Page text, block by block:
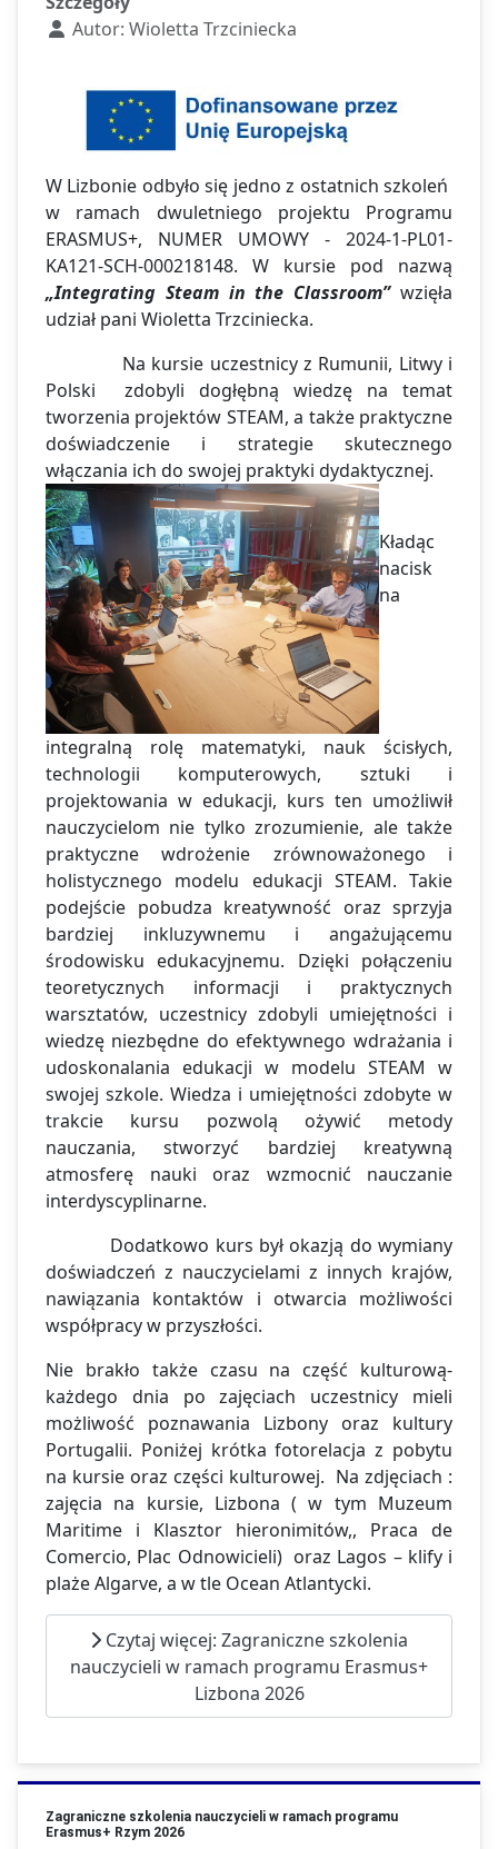
Autor: Wioletta Trzciniecka
W Lizbonie odbyło się jedno z ostatnich szkoleń
w ramach dwuletniego projektu Programu
ERASMUS+, NUMER UMOWY - 2024-1-PL01-
KA121-SCH-000218148. W kursie pod nazwą
„Integrating Steam in the Classroom”wzięła
udział pani Wioletta Trzciniecka.
Na kursie uczestnicy z Rumunii, Litwy i
Polski zdobyli dogłębną wiedzę na temat
tworzenia projektów STEAM, a także praktyczne
doświadczenie i strategie skutecznego
włączania ich do swojej praktyki dydaktycznej.
Kładąc
nacisk
na
integralną rolę matematyki, nauk ścisłych,
technologii komputerowych, sztuki i
projektowania w edukacji, kurs ten umożliwił
nauczycielom nie tylko zrozumienie, ale także
praktyczne wdrożenie zrównoważonego i
holistycznego modelu edukacji STEAM. Takie
podejście pobudza kreatywność oraz sprzyja
bardziej inkluzywnemu i angażującemu
środowisku edukacyjnemu. Dzięki połączeniu
teoretycznych informacji i praktycznych
warsztatów, uczestnicy zdobyli umiejętności i
wiedzę niezbędne do efektywnego wdrażania i
udoskonalania edukacji w modelu STEAM w
swojej szkole. Wiedza i umiejętności zdobyte w
trakcie kursu pozwolą ożywić metody
nauczania, stworzyć bardziej kreatywną
atmosferę nauki oraz wzmocnić nauczanie
interdyscyplinarne.
Dodatkowo kurs był okazją do wymiany
doświadczeń z nauczycielami z innych krajów,
nawiązania kontaktów i otwarcia możliwości
współpracy w przyszłości.
Nie brakło także czasu na część kulturową-
każdego dnia po zajęciach uczestnicy mieli
możliwość poznawania Lizbony oraz kultury
Portugalii. Poniżej krótka fotorelacja z pobytu
na kursie oraz części kulturowej. Na zdjęciach :
zajęcia na kursie, Lizbona ( w tym Muzeum
Maritime i Klasztor hieronimitów,, Praca de
Comercio, Plac Odnowicieli) oraz Lagos – klify i
plaże Algarve, a w tle Ocean Atlantycki.
Czytaj więcej: Zagraniczne szkolenia
nauczycieli w ramach programu Erasmus+
Lizbona 2026
Zagraniczne szkolenia nauczycieli w ramach programu
Erasmus+ Rzym 2026